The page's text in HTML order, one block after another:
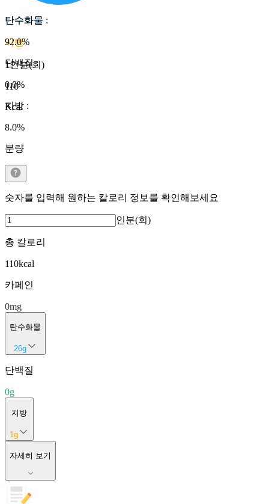
탄수화물
지방
1인분(회)
110
Kcal
탄수화물 :
92.0%
단백질:
0.0%
지방 :
8.0%
분량
숫자를 입력해 원하는 칼로리 정보를 확인해보세요
인분(회)
총 칼로리
110kcal
카페인
0mg
탄수화물
26g
단백질
0g
지방
1 g
자세히 보기